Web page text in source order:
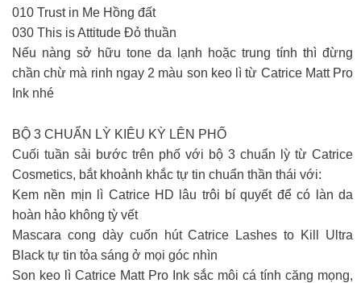
010 Trust in Me Hồng đất
030 This is Attitude Đỏ thuần
Nếu nàng sở hữu tone da lạnh hoặc trung tính thì đừng
chần chừ mà rinh ngay 2 màu son keo lì từ Catrice Matt Pro
Ink nhé
BỘ 3 CHUẨN LỲ KIÊU KỲ LÊN PHỐ
Cuối tuần sải bước trên phố với bộ 3 chuẩn lỳ từ Catrice
Cosmetics, bắt khoảnh khắc tự tin chuẩn thần thái với:
Kem nền mịn lì Catrice HD lâu trôi bí quyết để có làn da
hoàn hảo không tỳ vết
Mascara cong dày cuốn hút Catrice Lashes to Kill Ultra
Black tự tin tỏa sáng ở mọi góc nhìn
Son keo lì Catrice Matt Pro Ink sắc môi cá tính căng mọng,